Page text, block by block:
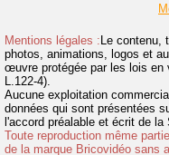
Mentions légales : Le
photos, animations, logos et
œuvre protégée par les lois en
L.122-4).
Aucune exploitation
données qui sont présentées
l'accord préalable et écrit de la
Toute reproduction même
de la marque Bricovidéo sans